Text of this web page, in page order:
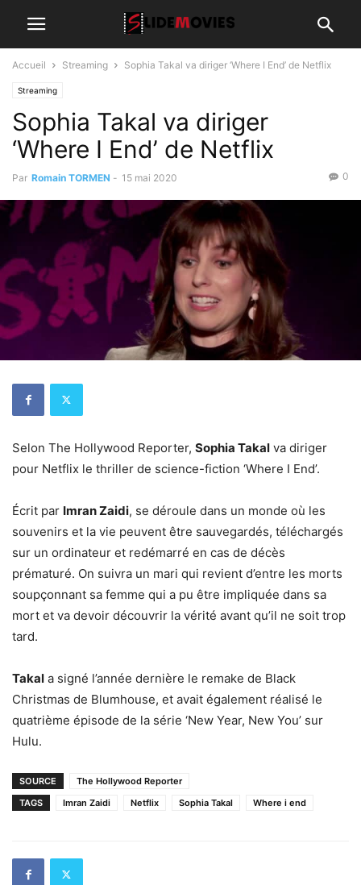
Accueil Streaming Sophia Takal va diriger ‘Where I End’ de Netflix
Streaming
Sophia Takal va diriger
‘Where I End’ de Netflix
Par Romain TORMEN - 15 mai 2020 0
Selon The Hollywood Reporter, Sophia Takal va diriger
pour Netflix le thriller de science-fiction ‘Where I End’.
Écrit par Imran Zaidi, se déroule dans un monde où les
souvenirs et la vie peuvent être sauvegardés, téléchargés
sur un ordinateur et redémarré en cas de décès
prématuré. On suivra un mari qui revient d’entre les morts
soupçonnant sa femme qui a pu être impliquée dans sa
mort et va devoir découvrir la vérité avant qu’il ne soit trop
tard.
Takal a signé l’année dernière le remake de Black
Christmas de Blumhouse, et avait également réalisé le
quatrième épisode de la série ‘New Year, New You’ sur
Hulu.
SOURCE
The Hollywood Reporter
TAGS
Imran Zaidi Netflix Sophia Takal Where i end